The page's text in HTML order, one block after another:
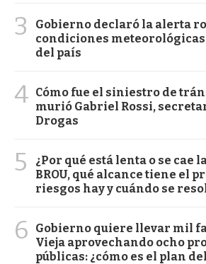
3
Gobierno declaró la alerta
condiciones
del país
4 Cómo fue el siniestro de
murió Gabriel Rossi,
Drogas
5
¿Por qué está lenta o se cae
BROU, qué alcance tiene el
riesgos hay y cuándo se
6
Gobierno quiere llevar mil
Vieja aprovechando ocho
públicas: ¿cómo es el plan del